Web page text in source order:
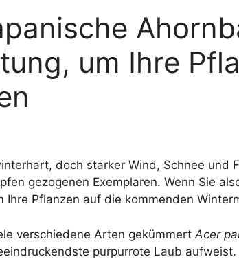
um Ihre
doch starker Wind, Schnee und
gezogenen Exemplaren. Wenn Sie
Pflanzen auf die kommenden
verschiedene Arten gekümmert Acer
purpurrote Laub